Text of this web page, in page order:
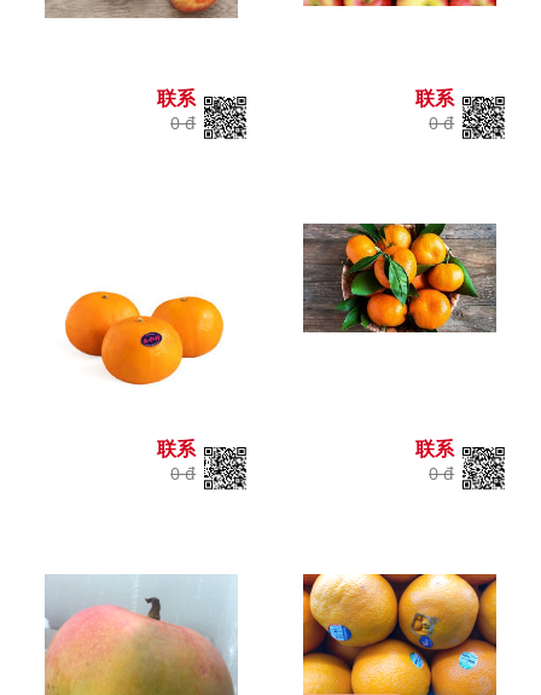
联系
0 đ
联系
0 đ
联系
0 đ
联系
0 đ